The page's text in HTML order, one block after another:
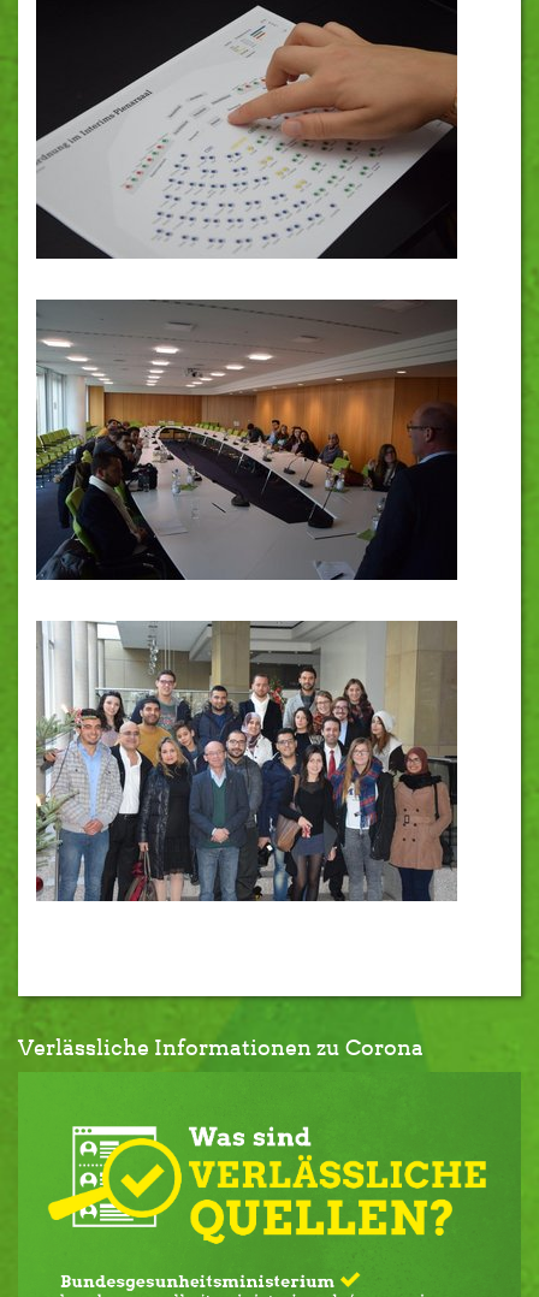
Verlässliche Informationen zu Corona